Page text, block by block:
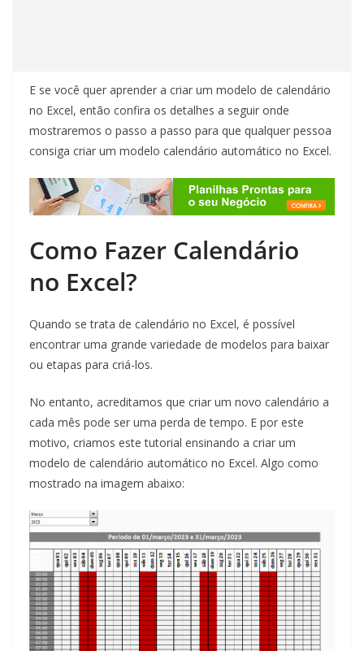
E se você quer aprender a criar um modelo de calendário
no Excel, então confira os detalhes a seguir onde
mostraremos o passo a passo para que qualquer pessoa
consiga criar um modelo calendário automático no Excel.
Como Fazer Calendário
no Excel?
Quando se trata de calendário no Excel, é possível
encontrar uma grande variedade de modelos para baixar
ou etapas para criá-los.
No entanto, acreditamos que criar um novo calendário a
cada mês pode ser uma perda de tempo. E por este
motivo, criamos este tutorial ensinando a criar um
modelo de calendário automático no Excel. Algo como
mostrado na imagem abaixo: